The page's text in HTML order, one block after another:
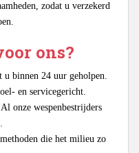
zodat u verzekerd
ons?
u binnen 24 uur geholpen.
en servicegericht.
onze wespenbestrijders
die het milieu zo